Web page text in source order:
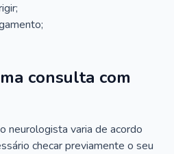
consulta com
neurologista varia de acordo
checar previamente o seu